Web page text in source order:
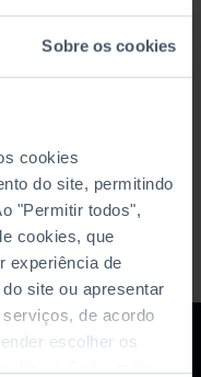
Sobre os cookies
cookies
do site, permitindo
"Permitir todos",
cookies, que
experiência de
site ou apresentar
de acordo
escolher os